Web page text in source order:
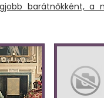
barátnőkként, a